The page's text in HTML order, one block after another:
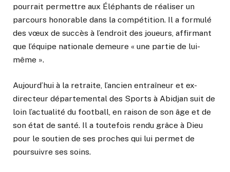
pourrait permettre aux Éléphants de réaliser un
parcours honorable dans la compétition. Il a formulé
des vœux de succès à l’endroit des joueurs, affirmant
que l’équipe nationale demeure « une partie de lui-
même ».
Aujourd’hui à la retraite, l’ancien entraîneur et ex-
directeur départemental des Sports à Abidjan suit de
loin l’actualité du football, en raison de son âge et de
son état de santé. Il a toutefois rendu grâce à Dieu
pour le soutien de ses proches qui lui permet de
poursuivre ses soins.